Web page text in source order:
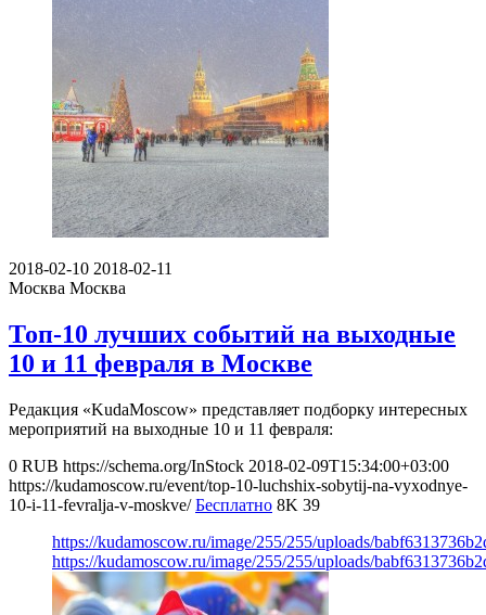
2018-02-10 2018-02-11
Москва Москва
Топ-10 лучших событий на выходные
10 и 11 февраля в Москве
Редакция «KudaMoscow» представляет подборку интересных
мероприятий на выходные 10 и 11 февраля:
0 RUB https://schema.org/InStock 2018-02-09T15:34:00+03:00
https://kudamoscow.ru/event/top-10-luchshix-sobytij-na-vyxodnye-
10-i-11-fevralja-v-moskve/ Бесплатно 8K 39
https://kudamoscow.ru/image/255/255/uploads/
https://kudamoscow.ru/image/255/255/uploads/